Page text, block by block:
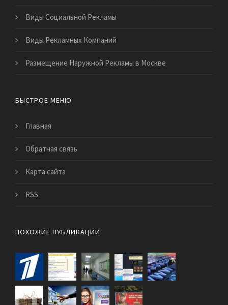
Виды Социальной Рекламы
Виды Рекламных Компаний
Размещение Наружной Рекламы в Москве
БЫСТРОЕ МЕНЮ
Главная
Обратная связь
Карта сайта
RSS
ПОХОЖИЕ ПУБЛИКАЦИИ